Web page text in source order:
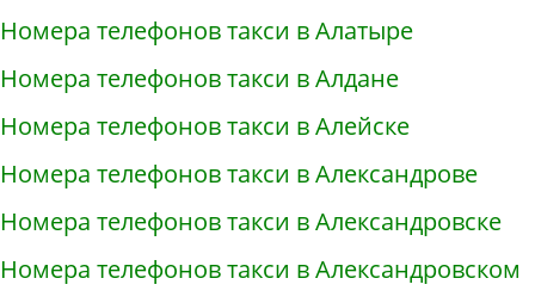
Номера телефонов такси в Алатыре
Номера телефонов такси в Алдане
Номера телефонов такси в Алейске
Номера телефонов такси в Александрове
Номера телефонов такси в Александровске
Номера телефонов такси в Александровском